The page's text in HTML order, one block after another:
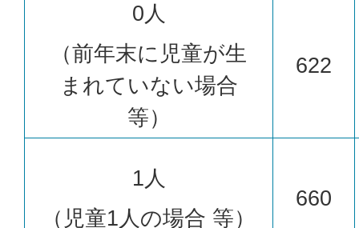
0人
（前年末に児童が生
まれていない場合
等）
622
1人
（児童1人の場合 等）
660